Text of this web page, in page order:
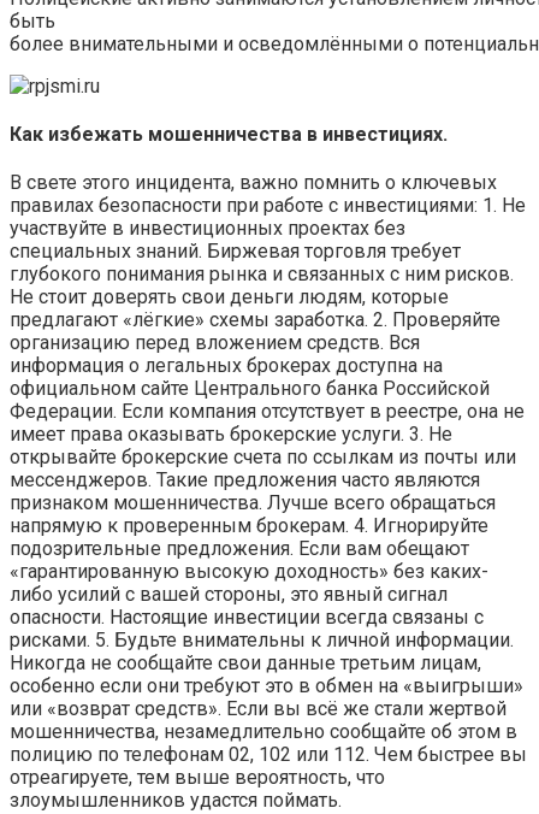
быть
более внимательными и осведомлёнными о
Как избежать мошенничества в инвестициях.
В свете этого инцидента, важно помнить о ключевых
правилах безопасности при работе с инвестициями: 1. Не
участвуйте в инвестиционных проектах без
специальных знаний. Биржевая торговля требует
глубокого понимания рынка и связанных с ним рисков.
Не стоит доверять свои деньги людям, которые
предлагают «лёгкие» схемы заработка. 2. Проверяйте
организацию перед вложением средств. Вся
информация о легальных брокерах доступна на
официальном сайте Центрального банка Российской
Федерации. Если компания отсутствует в реестре, она не
имеет права оказывать брокерские услуги. 3. Не
открывайте брокерские счета по ссылкам из почты или
мессенджеров. Такие предложения часто являются
признаком мошенничества. Лучше всего обращаться
напрямую к проверенным брокерам. 4. Игнорируйте
подозрительные предложения. Если вам обещают
«гарантированную высокую доходность» без каких-
либо усилий с вашей стороны, это явный сигнал
опасности. Настоящие инвестиции всегда связаны с
рисками. 5. Будьте внимательны к личной информации.
Никогда не сообщайте свои данные третьим лицам,
особенно если они требуют это в обмен на «выигрыши»
или «возврат средств». Если вы всё же стали жертвой
мошенничества, незамедлительно сообщайте об этом в
полицию по телефонам 02, 102 или 112. Чем быстрее вы
отреагируете, тем выше вероятность, что
злоумышленников удастся поймать.